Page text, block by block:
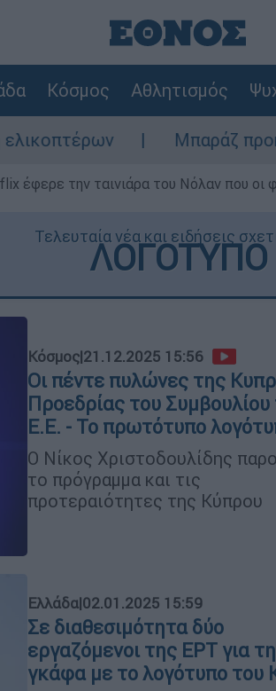
Κόσμος Αθλητισμός
Μπαράζ προκλήσεων της
έφερε την ταινιάρα του Νόλαν που οι
Τελευταία νέα και ειδήσεις
ΛΟΓΟΤΥΠΟ
Κόσμος|21.12.2025 15:56
Οι πέντε πυλώνες της
Προεδρίας του Συμβουλίου
Ε.Ε. - Το πρωτότυπο
Ο Νίκος Χριστοδουλίδης
το πρόγραμμα και τις
προτεραιότητες της Κύπρου
Ελλάδα|02.01.2025 15:59
Σε διαθεσιμότητα δύο
εργαζόμενοι της ΕΡΤ για
γκάφα με το λογότυπο του